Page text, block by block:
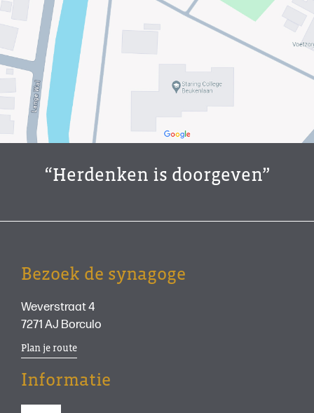
“Herdenken is doorgeven”
Bezoek de synagoge
Weverstraat 4
7271 AJ Borculo
Plan je route
Informatie